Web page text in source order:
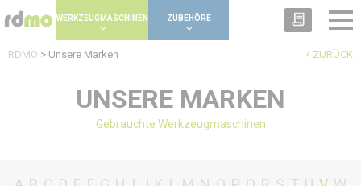
WERKZEUGMASCHINEN ZUBEHÖRE
ZURÜCK
RDMO > Unsere Marken
UNSERE MARKEN
Gebrauchte Werkzeugmaschinen